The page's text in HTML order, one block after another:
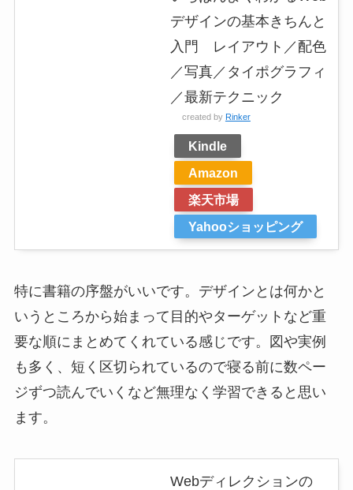
デザインの基本きちんと
入門 レイアウト／配色
／写真／タイポグラフィ
／最新テクニック
created by Rinker
Kindle
Amazon
楽天市場
Yahooショッピング
特に書籍の序盤がいいです。デザインとは何かと
いうところから始まって目的やターゲットなど重
要な順にまとめてくれている感じです。図や実例
も多く、短く区切られているので寝る前に数ペー
ジずつ読んでいくなど無理なく学習できると思い
ます。
Webディレクションの